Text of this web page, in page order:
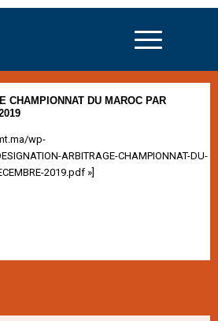
CHAMPIONNAT DU MAROC PAR
wp-
ARBITRAGE-CHAMPIONNAT-DU-
2019.pdf »]